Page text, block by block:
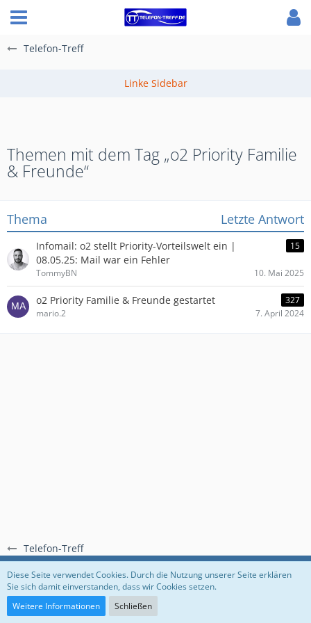
Telefon-Treff
Telefon-Treff
Themen mit dem Tag „o2 Priority Familie
& Freunde“
Thema Letzte Antwort
Infomail: o2 stellt Priority-Vorteilswelt ein |
08.05.25: Mail war ein Fehler
15
TommyBN 10. Mai 2025
o2 Priority Familie & Freunde gestartet
327
mario.2
7. April 2024
Regeln Datenschutzerklärung Impressum
Community-Software:
Diese Seite verwendet Cookies. Durch die Nutzung unserer Seite erklären
Sie sich damit einverstanden, dass wir Cookies setzen.
Weitere Informationen
Schließen